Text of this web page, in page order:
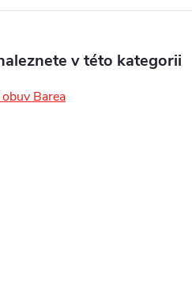
v této kategorii
Barea